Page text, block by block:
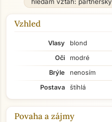
Vzhled
Vlasy
blond
Oči
modré
Brýle
nenosím
Postava
štíhlá
Povaha a zájmy